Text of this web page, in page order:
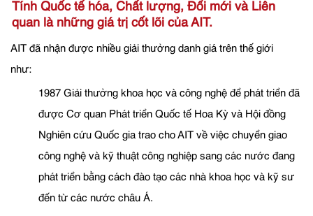
Tính Quốc tế hóa, Chất lượng, Đổi mới ​​và Liên
quan là những giá trị cốt lõi của AIT.
AIT đã nhận được nhiều giải thưởng danh giá trên thế giới
như:
1987 Giải thưởng khoa học và công nghệ để phát triển đã
được Cơ quan Phát triển Quốc tế Hoa Kỳ và Hội đồng
Nghiên cứu Quốc gia trao cho AIT về việc chuyển giao
công nghệ và kỹ thuật công nghiệp sang các nước đang
phát triển bằng cách đào tạo các nhà khoa học và kỹ sư
đến từ các nước châu Á.